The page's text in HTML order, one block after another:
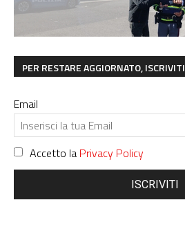
PER RESTARE AGGIORNATO,
Email
Accetto la Privacy Policy
ISCRIVITI